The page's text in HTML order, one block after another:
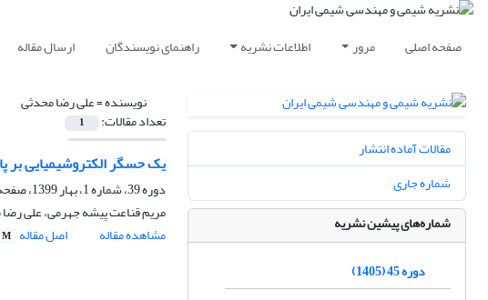
صفحه اصلی مرور اطلاعات نشریه راهنمای نویسندگان ارسال مقاله
نویسنده =علی رضا محدثی
تعداد مقالات: 1
یک حسگر الکتروشیمیایی بر
دوره 39، شماره 1، بهار 1399، صفحه
مریم قناعت پیشه جهرمی، علی
مشاهده مقاله
اصل مقاله
مقالات آماده انتشار
شماره جاری
شماره‌های پیشین نشریه
دوره 45 (1405)